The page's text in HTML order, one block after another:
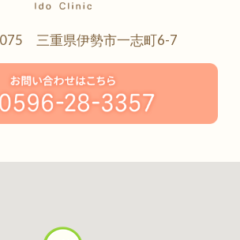
三重県伊勢市一志町6-7